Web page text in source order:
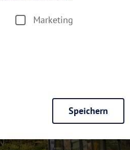
Marketing
und ermöglichen beispielsweise
Seite schneller zur Verfügung zu
Speichern